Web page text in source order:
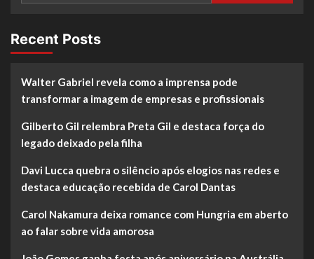
Recent Posts
Walter Gabriel revela como a imprensa pode
transformar a imagem de empresas e profissionais
Gilberto Gil relembra Preta Gil e destaca força do
legado deixado pela filha
Davi Lucca quebra o silêncio após elogios nas redes e
destaca educação recebida de Carol Dantas
Carol Nakamura deixa romance com Hungria em aberto
ao falar sobre vida amorosa